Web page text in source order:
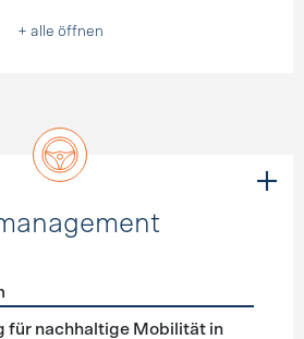
+ alle öffnen
Mobilitätsmanagement
für nachhaltige Mobilität in